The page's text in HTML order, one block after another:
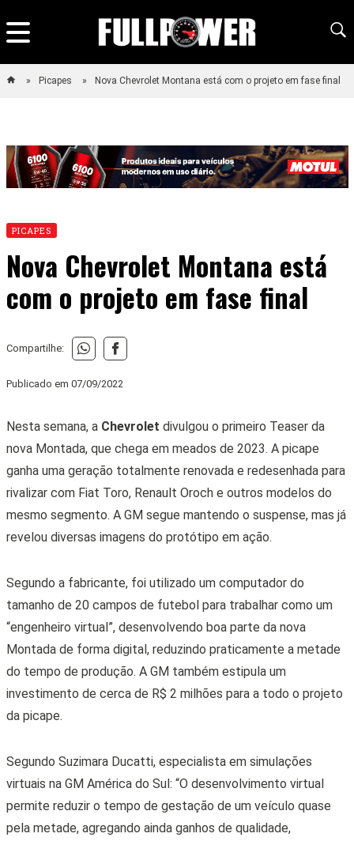
Picapes Nova Chevrolet Montana está com o projeto em fase final
PICAPES
Nova Chevrolet Montana está
com o projeto em fase final
Compartilhe:
Publicado em 07/09/2022
Nesta semana, a Chevrolet divulgou o primeiro Teaser da
nova Montada, que chega em meados de 2023. A picape
ganha uma geração totalmente renovada e redesenhada para
rivalizar com Fiat Toro, Renault Oroch e outros modelos do
mesmo segmento. A GM segue mantendo o suspense, mas já
revelou diversas imagens do protótipo em ação.
Segundo a fabricante, foi utilizado um computador do
tamanho de 20 campos de futebol para trabalhar como um
“engenheiro virtual”, desenvolvendo boa parte da nova
Montada de forma digital, reduzindo praticamente a metade
do tempo de produção. A GM também estipula um
investimento de cerca de R$ 2 milhões para a todo o projeto
da picape.
Segundo Suzimara Ducatti, especialista em simulações
virtuais na GM América do Sul: “O desenvolvimento virtual
permite reduzir o tempo de gestação de um veículo quase
pela metade, agregando ainda ganhos de qualidade,